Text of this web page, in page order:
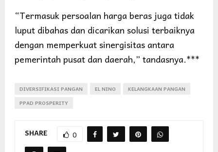
“Termasuk persoalan harga beras juga tidak
luput dibahas dan dicarikan solusi terbaiknya
dengan memperkuat sinergisitas antara
pemerintah pusat dan daerah,” tandasnya.***
DIVERSIFIKASI PANGAN EL NINO
KELANGKAAN PANGAN
PPAD PROSPERITY
SHARE 0